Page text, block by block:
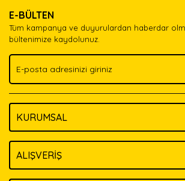
Ürün açıklamasında eksik bilgiler bulunuyor.
Ürün bilgilerinde hatalar bulunuyor.
Ürün fiyatı diğer sitelerden daha pahalı.
Bu ürüne benzer farklı alternatifler olmalı.
E-BÜLTEN
Tüm kampanya ve duyurulardan haberdar
bültenimize kaydolunuz.
KURUMSAL
ALIŞVERİŞ